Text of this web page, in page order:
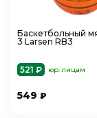
Баскетбольный
3 Larsen RB3
521 ₽ юр. лицам
549 ₽